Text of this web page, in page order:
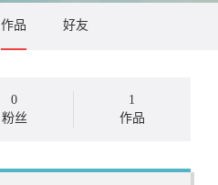
作品 好友
0
粉丝
1
作品